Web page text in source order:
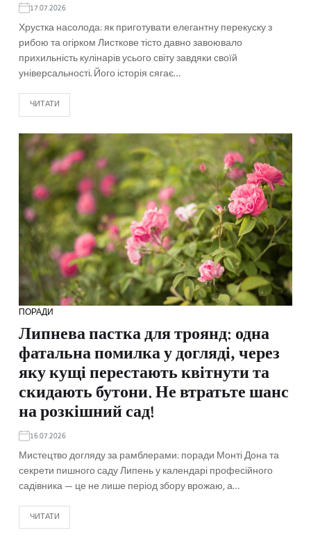
17.07.2026
Хрустка насолода: як приготувати елегантну перекуску з
рибою та огірком Листкове тісто давно завоювало
прихильність кулінарів усього світу завдяки своїй
універсальності. Його історія сягає…
ЧИТАТИ
ПОРАДИ
Липнева пастка для троянд: одна
фатальна помилка у догляді, через
яку кущі перестають квітнути та
скидають бутони. Не втратьте шанс
на розкішний сад!
16.07.2026
Мистецтво догляду за рамблерами: поради Монті Дона та
секрети пишного саду Липень у календарі професійного
садівника — це не лише період збору врожаю, а…
ЧИТАТИ